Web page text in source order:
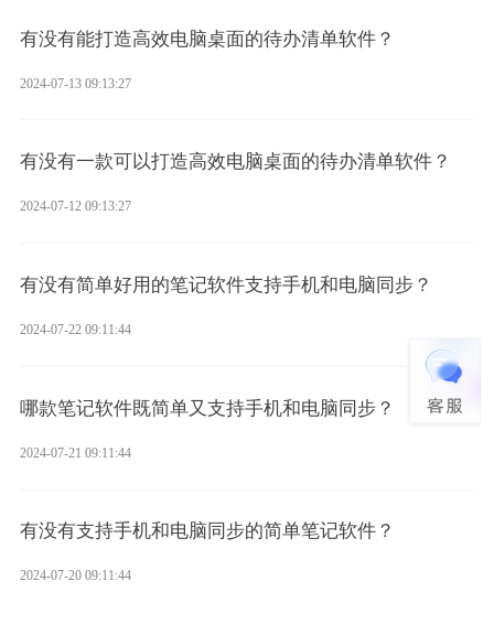
有没有能打造高效电脑桌面的待办清单软件？
2024-07-13 09:13:27
有没有一款可以打造高效电脑桌面的待办清单软件？
2024-07-12 09:13:27
有没有简单好用的笔记软件支持手机和电脑同步？
2024-07-22 09:11:44
哪款笔记软件既简单又支持手机和电脑同步？
2024-07-21 09:11:44
有没有支持手机和电脑同步的简单笔记软件？
2024-07-20 09:11:44